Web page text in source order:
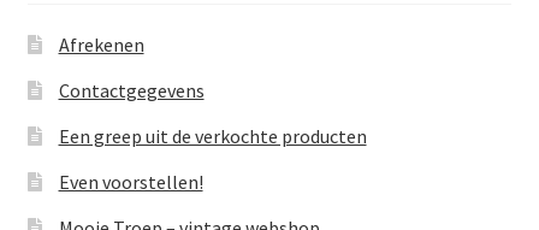
Afrekenen
Contactgegevens
Een greep uit de verkochte producten
Even voorstellen!